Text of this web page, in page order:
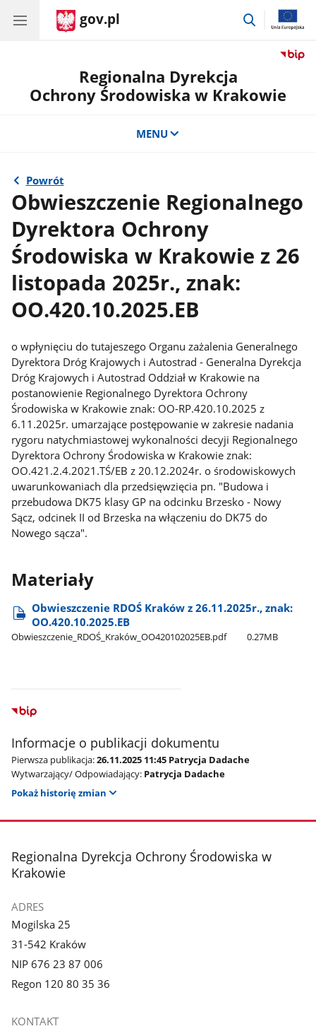
gov.pl
przejdź
Regionalna Dyrekcja
Ochrony Środowiska w Krakowie
MENU
Powrót
Obwieszczenie Regionalnego
Dyrektora Ochrony
Środowiska w Krakowie z 26
listopada 2025r., znak:
OO.420.10.2025.EB
o wpłynięciu do tutajeszego Organu zażalenia Generalnego
Dyrektora Dróg Krajowych i Autostrad - Generalna Dyrekcja
Dróg Krajowych i Autostrad Oddział w Krakowie na
postanowienie Regionalnego Dyrektora Ochrony
Środowiska w Krakowie znak: OO-RP.420.10.2025 z
6.11.2025r. umarzające postępowanie w zakresie nadania
rygoru natychmiastowej wykonalności decyji Regionalnego
Dyrektora Ochrony Środowiska w Krakowie znak:
OO.421.2.4.2021.TŚ/EB z 20.12.2024r. o środowiskowych
uwarunkowaniach dla przedsięwzięcia pn. "Budowa i
przebudowa DK75 klasy GP na odcinku Brzesko - Nowy
Sącz, odcinek II od Brzeska na włączeniu do DK75 do
Nowego sącza".
Materiały
Obwieszczenie RDOŚ Kraków z 26.11.2025r., znak:
OO.420.10.2025.EB
Obwieszczenie​_RDOŚ​_Kraków​_OO420102025EB.pdf 0.27MB
Informacje o publikacji dokumentu
Pierwsza publikacja:26.11.2025 11:45 Patrycja Dadache
Wytwarzający/ Odpowiadający: Patrycja Dadache
Pokaż historię zmian
stopka
Regionalna Dyrekcja Ochrony Środowiska w
Krakowie
ADRES
Mogilska 25
31-542 Kraków
NIP 676 23 87 006
Regon 120 80 35 36
KONTAKT